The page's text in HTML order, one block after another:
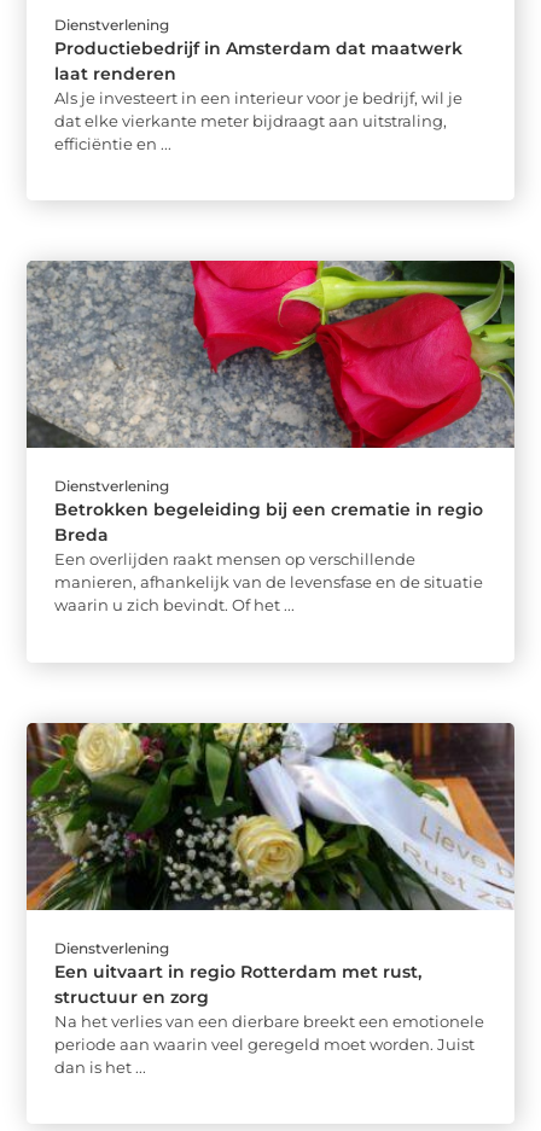
Dienstverlening
Productiebedrijf in Amsterdam dat maatwerk
laat renderen
Als je investeert in een interieur voor je bedrijf, wil je
dat elke vierkante meter bijdraagt aan uitstraling,
efficiëntie en ...
Dienstverlening
Betrokken begeleiding bij een crematie in regio
Breda
Een overlijden raakt mensen op verschillende
manieren, afhankelijk van de levensfase en de situatie
waarin u zich bevindt. Of het ...
Dienstverlening
Een uitvaart in regio Rotterdam met rust,
structuur en zorg
Na het verlies van een dierbare breekt een emotionele
periode aan waarin veel geregeld moet worden. Juist
dan is het ...